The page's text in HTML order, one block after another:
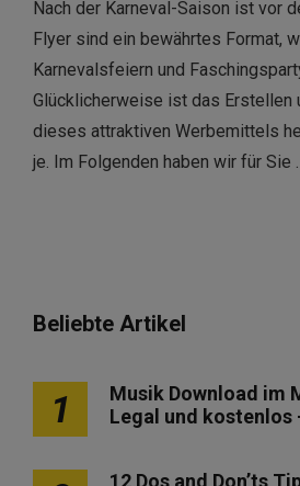
Nach der Karneval-Saison ist vor
Flyer sind ein bewährtes Format,
Karnevalsfeiern und
Glücklicherweise ist das Erstellen
dieses attraktiven Werbemittels
je. Im Folgenden haben wir für Sie
Beliebte Artikel
1
Musik Download im
Legal und kostenlos
12 Dos and Don’ts